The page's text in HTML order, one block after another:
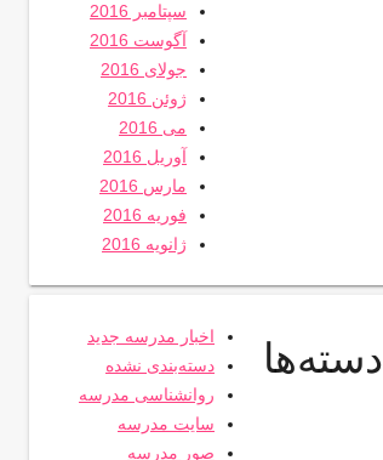
سپتامبر 2016
آگوست 2016
جولای 2016
ژوئن 2016
می 2016
آوریل 2016
مارس 2016
فوریه 2016
ژانویه 2016
دسته‌ها
اخبار مدرسه جدید
دسته‌بندی نشده
روانشناسی مدرسه
سایت مدرسه
صور مدرسه